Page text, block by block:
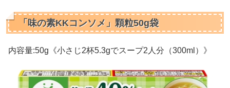
「味の素KKコンソメ」顆粒50g袋
内容量:50g《小さじ2杯5.3gでスープ2人分（300ml）》